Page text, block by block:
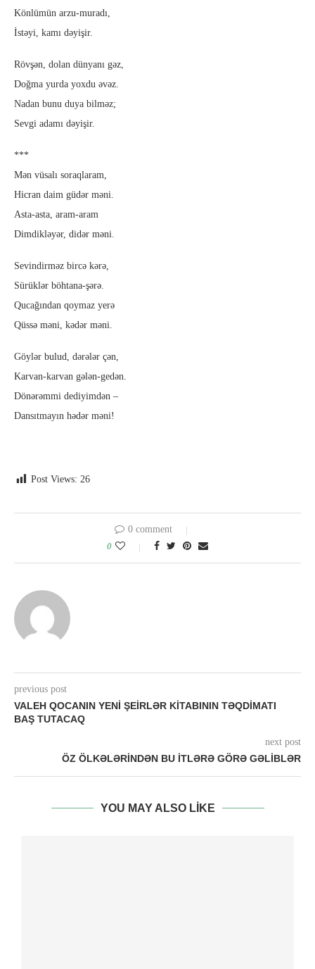
Könlümün arzu-muradı,
İstəyi, kamı dəyişir.
Rövşən, dolan dünyanı gəz,
Doğma yurda yoxdu əvəz.
Nadan bunu duya bilməz;
Sevgi adamı dəyişir.
***
Mən vüsalı soraqlaram,
Hicran daim güdər məni.
Asta-asta, aram-aram
Dimdikləyər, didər məni.
Sevindirməz bircə kərə,
Sürüklər böhtana-şərə.
Qucağından qoymaz yerə
Qüssə məni, kədər məni.
Göylər bulud, dərələr çən,
Karvan-karvan gələn-gedən.
Dönərəmmi dediyimdən –
Dansıtmayın hədər məni!
Post Views: 26
0 comment
0
previous post
VALEH QOCANIN YENI ŞEIRLƏR KITABININ TƏQDIMATI
BAŞ TUTACAQ
next post
ÖZ ÖLKƏLƏRINDƏN BU ITLƏRƏ GÖRƏ GƏLIBLƏR
YOU MAY ALSO LIKE